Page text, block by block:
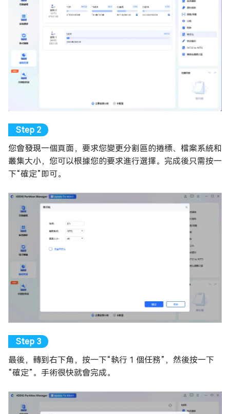
您會發現一個頁面，要求您變更分割區的捲標、檔案系統和
叢集大小，您可以根據您的要求進行選擇。完成後只需按一
下“確定”即可。
最後，轉到右下角，按一下“執行 1 個任務”，然後按一下
“確定”。手術很快就會完成。